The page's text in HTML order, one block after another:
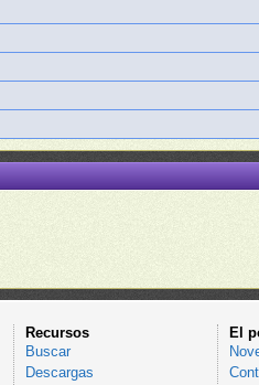
Recursos
Buscar
Descargas
El